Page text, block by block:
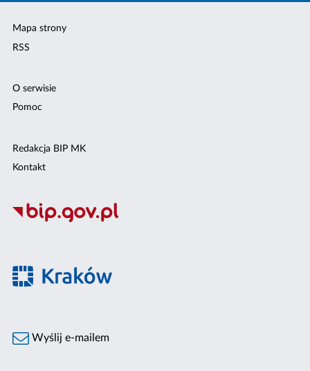
Mapa strony
RSS
O serwisie
Pomoc
Redakcja BIP MK
Kontakt
Wyślij e-mailem